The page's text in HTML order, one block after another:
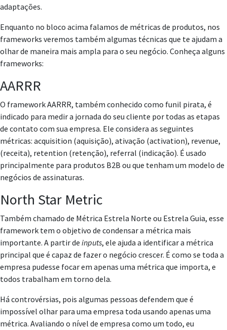
adaptações.
Enquanto no bloco acima falamos de métricas de produtos, nos
frameworks veremos também algumas técnicas que te ajudam a
olhar de maneira mais ampla para o seu negócio. Conheça alguns
frameworks:
AARRR
O framework AARRR, também conhecido como funil pirata, é
indicado para medir a jornada do seu cliente por todas as etapas
de contato com sua empresa. Ele considera as seguintes
métricas: acquisition (aquisição), ativação (activation), revenue,
(receita), retention (retenção), referral (indicação). É usado
principalmente para produtos B2B ou que tenham um modelo de
negócios de assinaturas.
North Star Metric
Também chamado de Métrica Estrela Norte ou Estrela Guia, esse
framework tem o objetivo de condensar a métrica mais
importante. A partir de inputs, ele ajuda a identificar a métrica
principal que é capaz de fazer o negócio crescer. É como se toda a
empresa pudesse focar em apenas uma métrica que importa, e
todos trabalham em torno dela.
Há controvérsias, pois algumas pessoas defendem que é
impossível olhar para uma empresa toda usando apenas uma
métrica. Avaliando o nível de empresa como um todo, eu